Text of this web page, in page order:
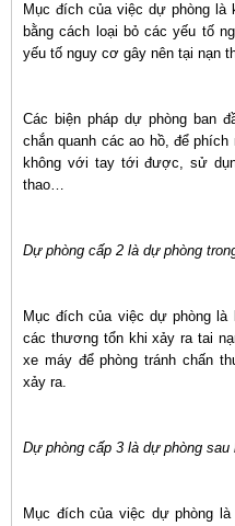
Mục đích của việc dự phòng
bằng cách loại bỏ các yếu tố
yếu tố nguy cơ gây nên tại nạn
Các biện pháp dự phòng ban
chắn quanh các ao hồ, để
không với tay tới được, sử
thao…
Dự phòng cấp 2 là dự phòng
Mục đích của việc dự phòng là
các thương tổn khi xảy ra tai
xe máy để phòng tránh chấn
xảy ra.
Dự phòng cấp 3 là dự phòng
Mục đích của việc dự phòng